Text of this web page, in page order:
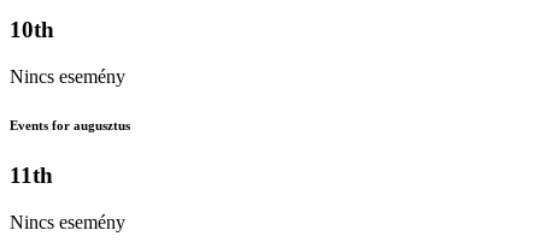
10th
Nincs esemény
Events for augusztus
11th
Nincs esemény